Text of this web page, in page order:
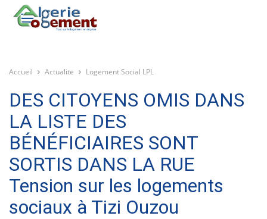
Accueil Actualite Logement Social LPL
DES CITOYENS OMIS DANS
LA LISTE DES
BÉNÉFICIAIRES SONT
SORTIS DANS LA RUE
Tension sur les logements
sociaux à Tizi Ouzou